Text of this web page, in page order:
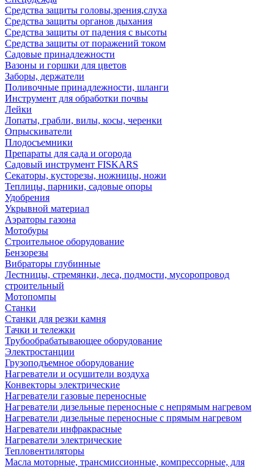
Средства защиты головы,зрения,слуха
Средства защиты органов дыхания
Средства защиты от падения с высоты
Средства защиты от поражений током
Садовые принадлежности
Вазоны и горшки для цветов
Заборы, держатели
Поливочные принадлежности, шланги
Инструмент для обработки почвы
Лейки
Лопаты, грабли, вилы, косы, черенки
Опрыскиватели
Плодосъемники
Препараты для сада и огорода
Садовый инструмент FISKARS
Секаторы, кусторезы, ножницы, ножи
Теплицы, парники, садовые опоры
Удобрения
Укрывной материал
Аэраторы газона
Мотобуры
Строительное оборудование
Бензорезы
Вибраторы глубинные
Лестницы, стремянки, леса, подмости, мусоропровод
строительный
Мотопомпы
Станки
Станки для резки камня
Тачки и тележки
Трубообрабатывающее оборудование
Электростанции
Грузоподъемное оборудование
Нагреватели и осушители воздуха
Конвекторы электрические
Нагреватели газовые переносные
Нагреватели дизельные переносные с непрямым нагревом
Нагреватели дизельные переносные с прямым нагревом
Нагреватели инфракрасные
Нагреватели электрические
Тепловентиляторы
Масла моторные, трансмиссионные, компрессорные, для